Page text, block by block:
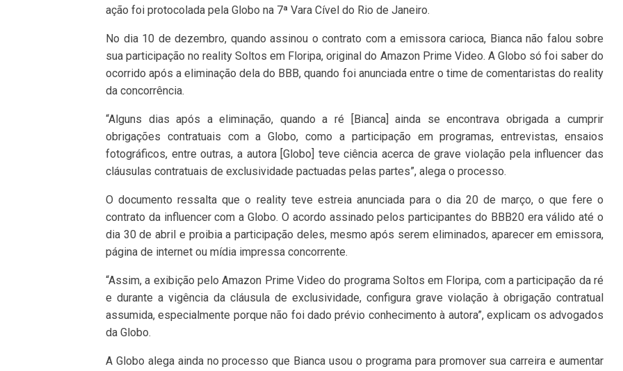
ação foi protocolada pela Globo na 7ª Vara Cível do Rio de Janeiro.
No dia 10 de dezembro, quando assinou o contrato com a emissora carioca, Bianca não falou sobre
sua participação no reality Soltos em Floripa, original do Amazon Prime Video. A Globo só foi saber do
ocorrido após a eliminação dela do BBB, quando foi anunciada entre o time de comentaristas do reality
da concorrência.
“Alguns dias após a eliminação, quando a ré [Bianca] ainda se encontrava obrigada a cumprir
obrigações contratuais com a Globo, como a participação em programas, entrevistas, ensaios
fotográficos, entre outras, a autora [Globo] teve ciência acerca de grave violação pela influencer das
cláusulas contratuais de exclusividade pactuadas pelas partes”, alega o processo.
O documento ressalta que o reality teve estreia anunciada para o dia 20 de março, o que fere o
contrato da influencer com a Globo. O acordo assinado pelos participantes do BBB20 era válido até o
dia 30 de abril e proibia a participação deles, mesmo após serem eliminados, aparecer em emissora,
página de internet ou mídia impressa concorrente.
“Assim, a exibição pelo Amazon Prime Video do programa Soltos em Floripa, com a participação da ré
e durante a vigência da cláusula de exclusividade, configura grave violação à obrigação contratual
assumida, especialmente porque não foi dado prévio conhecimento à autora”, explicam os advogados
da Globo.
A Globo alega ainda no processo que Bianca usou o programa para promover sua carreira e aumentar